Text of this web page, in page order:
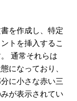
を作成し、特定
トを挿入するこ
通常それらは
になっており、
に小さな赤い三
が表示されてい